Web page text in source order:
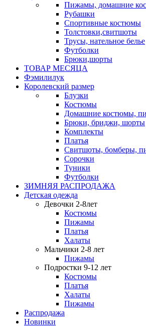
Пижамы, домашние
Рубашки
Спортивные костюмы
Толстовки,свитшоты
Трусы, нательное белье
Футболки
Брюки,шорты
ТОВАР МЕСЯЦА
Фэмилилук
Королевский размер
Блузки
Костюмы
Домашние костюмы,
Брюки, бриджи, шорты
Комплекты
Платья
Свитшоты, бомберы,
Сорочки
Туники
Футболки
ЗИМНЯЯ РАСПРОДАЖА
Детская одежда
Девочки 2-8лет
Костюмы
Пижамы
Платья
Халаты
Мальчики 2-8 лет
Пижамы
Подростки 9-12 лет
Костюмы
Платья
Халаты
Пижамы
Распродажа
Новинки